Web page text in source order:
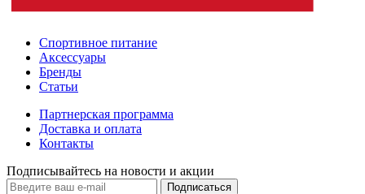
Спортивное питание
Аксессуары
Бренды
Статьи
Партнерская программа
Доставка и оплата
Контакты
Подписывайтесь на новости и акции
Подписаться